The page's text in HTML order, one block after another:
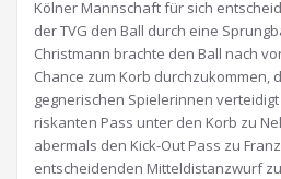
Kölner Mannschaft für sich
der TVG den Ball durch eine
Christmann brachte den Ball nach
Chance zum Korb durchzukommen,
gegnerischen Spielerinnen
riskanten Pass unter den Korb zu
abermals den Kick-Out Pass zu
entscheidenden Mitteldistanzwurf